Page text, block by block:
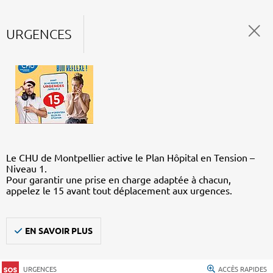
URGENCES
Le CHU de Montpellier active le Plan Hôpital en Tension –
Niveau 1.
Pour garantir une prise en charge adaptée à chacun,
appelez le 15 avant tout déplacement aux urgences.
EN SAVOIR PLUS
URGENCES ACCÈS RAPIDES